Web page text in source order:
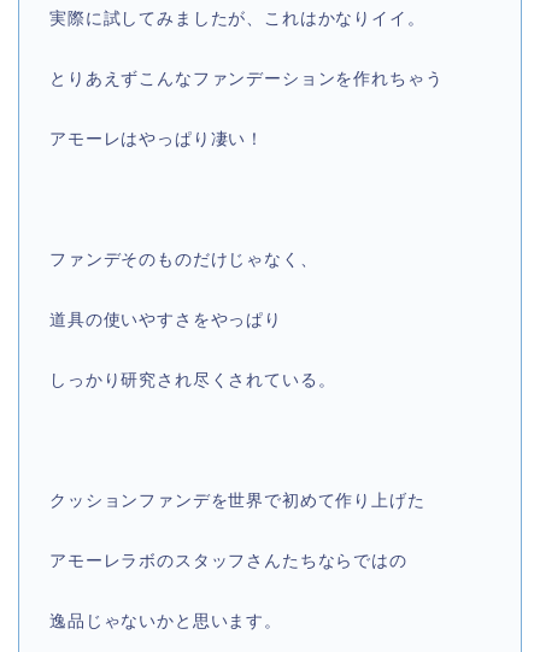
実際に試してみましたが、これはかなりイイ。
とりあえずこんなファンデーションを作れちゃう
アモーレはやっぱり凄い！
ファンデそのものだけじゃなく、
道具の使いやすさをやっぱり
しっかり研究され尽くされている。
クッションファンデを世界で初めて作り上げた
アモーレラボのスタッフさんたちならではの
逸品じゃないかと思います。